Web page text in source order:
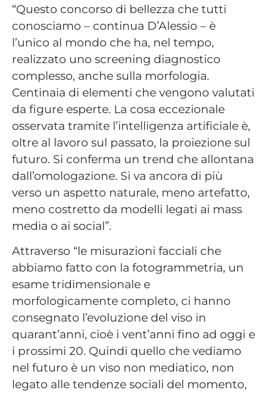
“Questo concorso di bellezza che tutti
conosciamo – continua D’Alessio – è
l’unico al mondo che ha, nel tempo,
realizzato uno screening diagnostico
complesso, anche sulla morfologia.
Centinaia di elementi che vengono valutati
da figure esperte. La cosa eccezionale
osservata tramite l’intelligenza artificiale è,
oltre al lavoro sul passato, la proiezione sul
futuro. Si conferma un trend che allontana
dall’omologazione. Si va ancora di più
verso un aspetto naturale, meno artefatto,
meno costretto da modelli legati ai mass
media o ai social”.
Attraverso “le misurazioni facciali che
abbiamo fatto con la fotogrammetria, un
esame tridimensionale e
morfologicamente completo, ci hanno
consegnato l’evoluzione del viso in
quarant’anni, cioè i vent’anni fino ad oggi e
i prossimi 20. Quindi quello che vediamo
nel futuro è un viso non mediatico, non
legato alle tendenze sociali del momento,